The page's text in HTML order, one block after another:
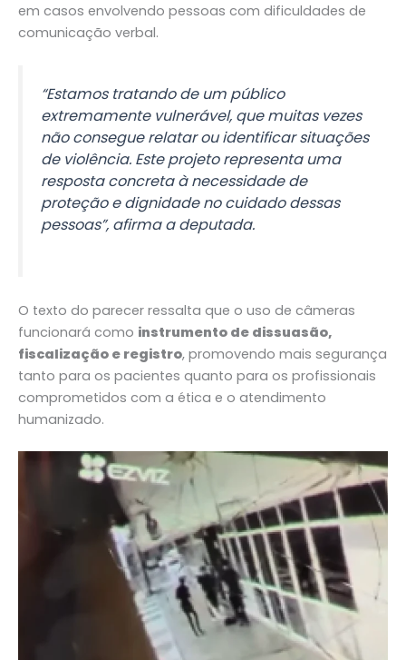
em casos envolvendo pessoas com dificuldades de
comunicação verbal.
“Estamos tratando de um público
extremamente vulnerável, que muitas vezes
não consegue relatar ou identificar situações
de violência. Este projeto representa uma
resposta concreta à necessidade de
proteção e dignidade no cuidado dessas
pessoas”, afirma a deputada.
O texto do parecer ressalta que o uso de câmeras
funcionará como instrumento de dissuasão,
fiscalização e registro, promovendo mais segurança
tanto para os pacientes quanto para os profissionais
comprometidos com a ética e o atendimento
humanizado.